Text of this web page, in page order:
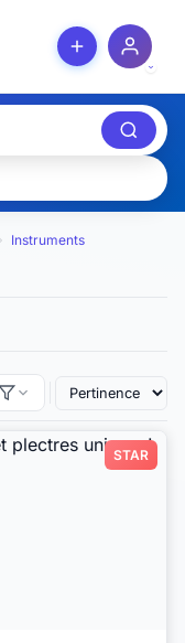
Instruments
STAR